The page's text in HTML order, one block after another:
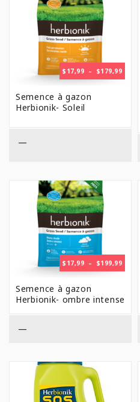
AGRICULTURE URBAINE
JARDINAGE
Analyse de sol
Campagne de financement
Poules
$ 17,99 – $179,99PLAGE
DE
Semence à gazon
Herbionik- Soleil
—
$ 17,99 – $199,99PLAGE
DE
Semence à gazon
Herbionik- ombre intense
—